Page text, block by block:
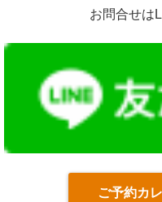
お問合せは
ご予約カ